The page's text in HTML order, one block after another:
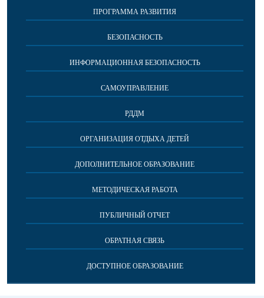
ПРОГРАММА РАЗВИТИЯ
БЕЗОПАСНОСТЬ
ИНФОРМАЦИОННАЯ БЕЗОПАСНОСТЬ
САМОУПРАВЛЕНИЕ
РДДМ
ОРГАНИЗАЦИЯ ОТДЫХА ДЕТЕЙ
ДОПОЛНИТЕЛЬНОЕ ОБРАЗОВАНИЕ
МЕТОДИЧЕСКАЯ РАБОТА
ПУБЛИЧНЫЙ ОТЧЕТ
ОБРАТНАЯ СВЯЗЬ
ДОСТУПНОЕ ОБРАЗОВАНИЕ